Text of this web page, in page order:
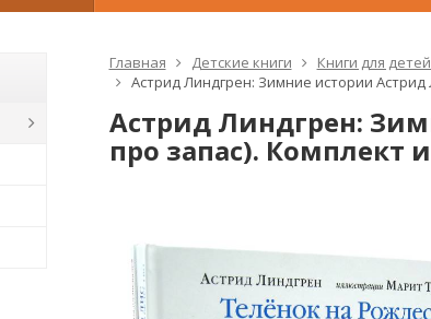
Главная Детские книги
Книги для
Астрид Линдгрен: Зимние истории Астрид
Астрид Линдгрен:
про запас). Комплект